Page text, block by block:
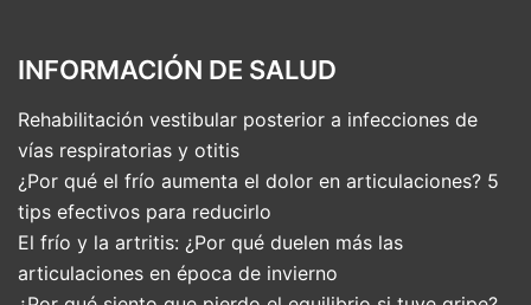
INFORMACIÓN DE SALUD
Rehabilitación vestibular posterior a infecciones de
vías respiratorias y otitis
¿Por qué el frío aumenta el dolor en articulaciones? 5
tips efectivos para reducirlo
El frío y la artritis: ¿Por qué duelen más las
articulaciones en época de invierno